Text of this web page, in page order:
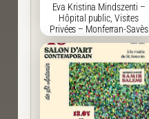
Eva Kristina Mindszenti –
Hôpital public, Visites
Privées – Monferran-Savès